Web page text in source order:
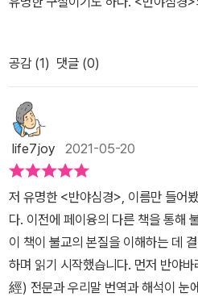
당(唐)의 현장(玄裝)이 번역한
******** <반야심경 마음공부>의 저
연구가라는 분으로 1990년부터 불
0여년에 걸쳐서 일반인들이 보기에
도록 현대적으로 해석하는데 온 힘을
마음공부> 책자 역시 그러한 활동의
랍니다.대표작으로 '법화경 마음공부'
번 읽어보고 싶어집니다. 책은 <시
정이 사라지는 반야심경>과 <반야
시작됩니다.반야심경을 해설해주는
목차와 같이 구성되어 있고 마지막
기>로 마무리됩니다.읽어 보니까 한
다르타 당대에 있었던 일들에 대한
의 철학과 문학을 넘나들며다양한 부
순히 불경 해석을 익히는 그 이상의
다.중국의 대표적인 불경연구가라
구하기 시작해 지금까지 그 연구를 계
고 나니그의 다른 저서들도 읽어보고
라고 그토록 권해도끝내 한 번 제대로
한 책'초조하지 않게 사는 법'이나 엄
였던'법화경을 해설한 '법화경 마음공
이 책 <반야심경 마음공부>는 1장부
장을 해석하고 설명하고 있는데요.
알려진 기복신앙과 같은 불교가 아닌
을 포함, 눈에 보이는 모든 것들이 존
하면, 눈에 보이는 모든 것들은 인연
지 않는 것들이 무궁무진하게 있다는
상에 얽매이지 않고 살아갈 수 있다.
산란해지고,외부의 모습을 없애면
여 헛된 현실에서 벗어나고,정을 수행
라._ 1장. 심란한 마음을 가라앉히는
'모두 공하다'는 개념을 받아들이려
를 특별한 관점으로 바라보고, 근본
문이다. 우리가 믿고있는 '현실'에 대
리의 마음이 투사된 것으로, 자기 스
실제로 두렵고 불안한 '현실'이 있다고
루어진 <반야심경>은 불교 경전 중
장경의 내용을 모두 함축하고 있을 만
부처님의 근본정신으로 돌아갈 것
야사상(般若四象), 연기설(緣起說
사상(菩薩四象) 등을 사상적 배경으
‘공사상’은 <반야심경>을 대표하는
스크리트 원전 외에 티베트어역과 한
로는 당나라 현장이 번역한 276자의
라시대에는 원측의 <반야심경소>와
서가 간행되기도 하였다.<반야심경
그 안에 담긴 뜻은 매우 심오하다. <
보이는 것은 극히 일부에 불과하고,
공감 (1) 댓글 (0)
life7joy 2021-05-20
저 유명한 <반야심경>, 이름만 들어
다. 이전에 페이융의 다른 책을 통해
이 책이 불교의 본질을 이해하는 데
하며 읽기 시작했습니다. 먼저 반
經) 전문과 우리말 번역과 해석이 눈